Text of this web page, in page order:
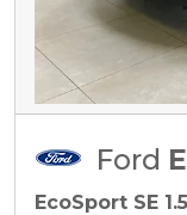
Ford
EcoSport SE